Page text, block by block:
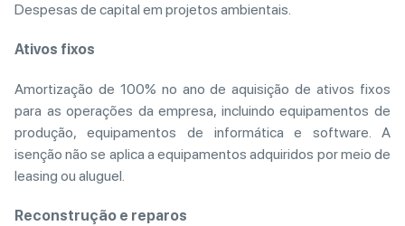
Despesas de capital em projetos ambientais.
Ativos fixos
Amortização de 100% no ano de aquisição de ativos fixos
para as operações da empresa, incluindo equipamentos de
produção, equipamentos de informática e software. A
isenção não se aplica a equipamentos adquiridos por meio de
leasing ou aluguel.
Reconstrução e reparos